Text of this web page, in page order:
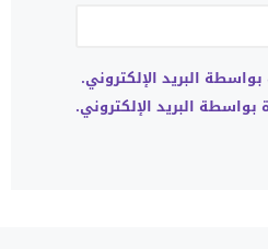
البريد الإلكتروني.
بواسطة البريد الإلكتروني.